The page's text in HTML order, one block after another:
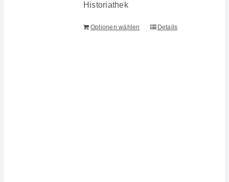
Historiathek
Optionen wählen Details